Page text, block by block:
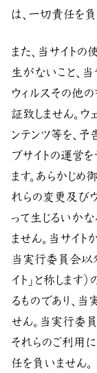
は、一切責任を負
また、当サイト
生がないこと、
ウィルスその他
証致しません。ウ
ンテンツ等を、予
ブサイトの運営
ます。あらかじめ
れらの変更及び
って生じるいか
ません。当サイト
当実行委員会以
イト」と称します
るものであり、
せん。当実行委員
それらのご利用
任を負いません。